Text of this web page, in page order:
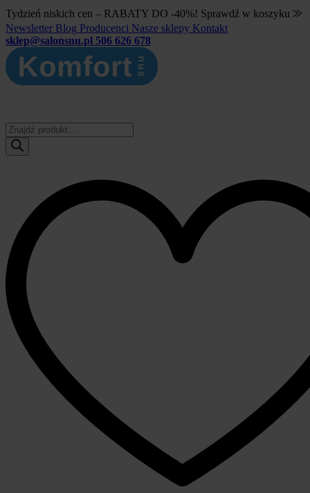
Tydzień niskich cen – RABATY DO -40%! Sprawdź w koszyku ⨠
Newsletter Blog Producenci Nasze sklepy Kontakt
sklep@salonsnu.pl 506 626 678
Wyszukiwarka
produktów